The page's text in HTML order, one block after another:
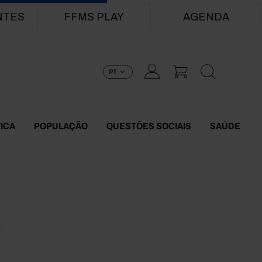
FFMS PLAY AGENDA
PT
POPULAÇÃO QUESTÕES SOCIAIS SAÚDE